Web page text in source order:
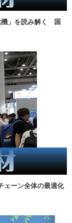
機」を読み解く 国
ェーン全体の最適化